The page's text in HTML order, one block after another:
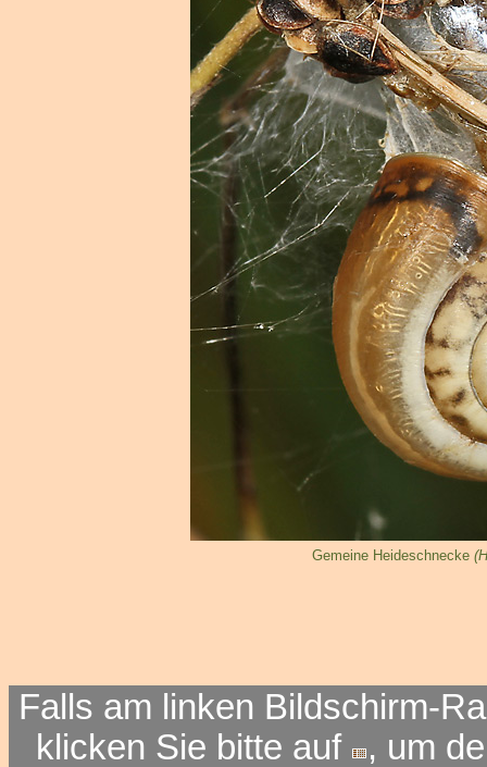
Gemeine Heideschnecke
Falls am linken Bildschirm-
klicken Sie bitte auf
, um